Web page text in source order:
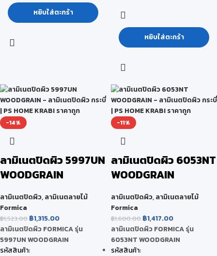
หยิบใส่ตะกร้า
หยิบใส่ตะกร้า
-14%
ลามิเนตปิดผิว 5997UN
WOODGRAIN
ลามิเนตปิดผิว,ลามิเนตลายไม้
Formica
฿1,523.00 ฿1,315.00
ลามิเนตปิดผิว FORMICA รุ่น
5997UN WOODGRAIN
รหัสสินค้า:
-11%
ลามิเนตปิดผิว 6053NT
WOODGRAIN
ลามิเนตปิดผิว,ลามิเนตลายไม้
Formica
฿1,600.00 ฿1,417.00
ลามิเนตปิดผิว FORMICA รุ่น
6053NT WOODGRAIN
รหัสสินค้า: